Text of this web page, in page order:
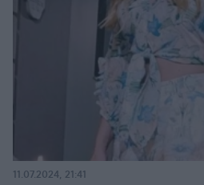
11.07.2024, 21:41